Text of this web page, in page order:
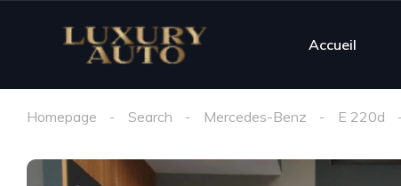
Accueil
Homepage Search Mercedes-Benz E 220d